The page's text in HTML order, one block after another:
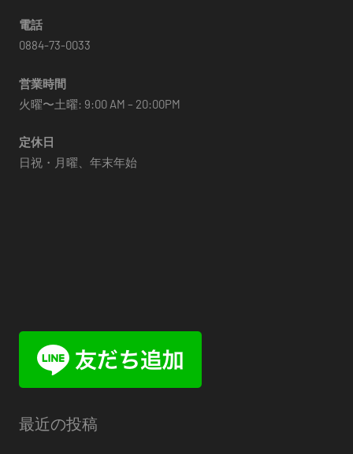
電話
0884-73-0033
営業時間
火曜〜土曜: 9:00 AM – 20:00PM
定休日
日祝・月曜、年末年始
最近の投稿